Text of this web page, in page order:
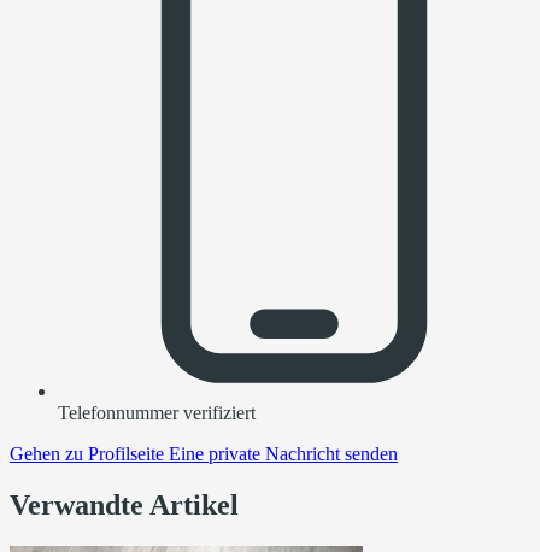
Telefonnummer verifiziert
Gehen zu Profilseite Eine private Nachricht senden
Verwandte Artikel